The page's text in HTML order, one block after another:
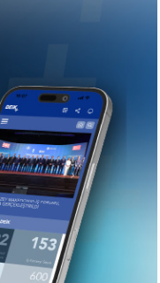
Türkiye - Kongo
Cumhuriyeti İş Konseyi